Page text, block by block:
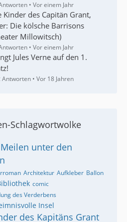
Vor einem Jahr
Kinder des Capitän Grant,
Die kölsche Barrisons
Millowitsch)
Vor einem Jahr
Jules Verne auf den 1.
Antworten Vor 18 Jahren
Schlagwortwolke
unter den
Architektur Aufkleber Ballon
comic
des Verderbens
Insel
des Kapitäns Grant